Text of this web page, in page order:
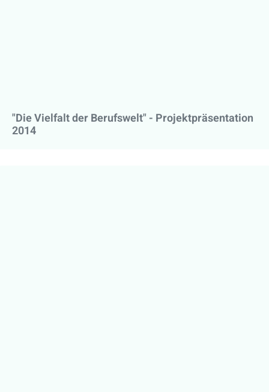
"Die Vielfalt der Berufswelt" - Projektpräsentation
2014